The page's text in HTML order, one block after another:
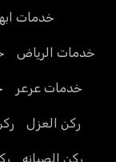
خدمات
خدمات الرياض
خدمات عرعر
ركن العزل
ركن الصيانه